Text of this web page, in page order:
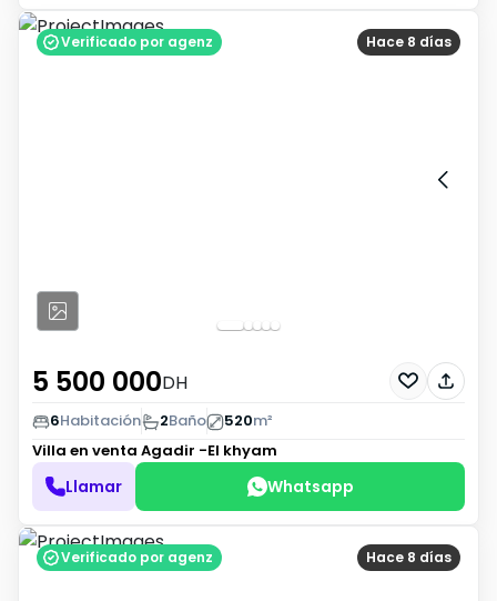
Hace 8 días
Verificado por agenz
5 500 000DH
6Habitación 2Baño 520m²
Villa en venta Agadir -El khyam
Llamar Whatsapp
Hace 8 días
Verificado por agenz